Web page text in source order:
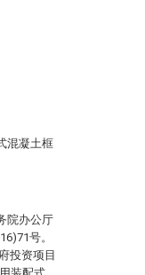
混凝土框
院办公厅
号。
投资项目